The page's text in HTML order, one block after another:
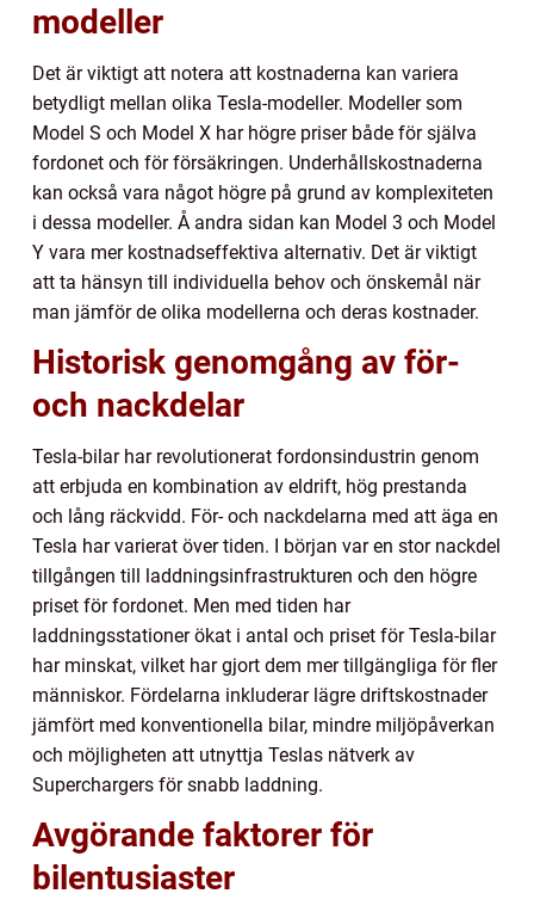
modeller
Det är viktigt att notera att kostnaderna kan variera
betydligt mellan olika Tesla-modeller. Modeller som
Model S och Model X har högre priser både för själva
fordonet och för försäkringen. Underhållskostnaderna
kan också vara något högre på grund av komplexiteten
i dessa modeller. Å andra sidan kan Model 3 och Model
Y vara mer kostnadseffektiva alternativ. Det är viktigt
att ta hänsyn till individuella behov och önskemål när
man jämför de olika modellerna och deras kostnader.
Historisk genomgång av för-
och nackdelar
Tesla-bilar har revolutionerat fordonsindustrin genom
att erbjuda en kombination av eldrift, hög prestanda
och lång räckvidd. För- och nackdelarna med att äga en
Tesla har varierat över tiden. I början var en stor nackdel
tillgången till laddningsinfrastrukturen och den högre
priset för fordonet. Men med tiden har
laddningsstationer ökat i antal och priset för Tesla-bilar
har minskat, vilket har gjort dem mer tillgängliga för fler
människor. Fördelarna inkluderar lägre driftskostnader
jämfört med konventionella bilar, mindre miljöpåverkan
och möjligheten att utnyttja Teslas nätverk av
Superchargers för snabb laddning.
Avgörande faktorer för
bilentusiaster